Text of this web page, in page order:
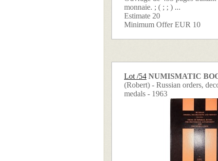
monnaie. ; ( ; ; ) ...
Estimate 20
Minimum Offer EUR 10
Lot /54 NUMISMATIC
(Robert) - Russian orders,
medals - 1963